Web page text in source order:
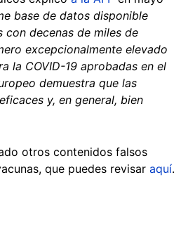
base de datos disponible
con decenas de miles de
excepcionalmente elevado
la COVID-19 aprobadas en el
demuestra que las
y, en general, bien
otros contenidos falsos
que puedes revisar aquí.